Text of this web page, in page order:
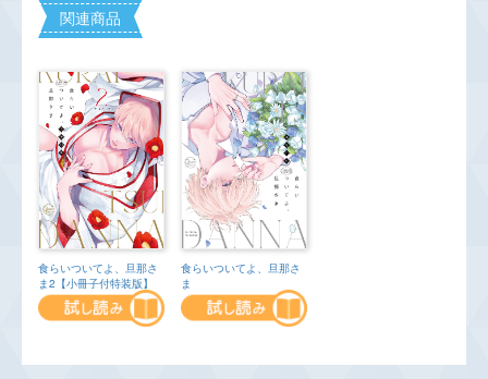
関連商品
食らいついてよ、旦那さ
ま2【小冊子付特装版】
食らいついてよ、旦那さ
ま